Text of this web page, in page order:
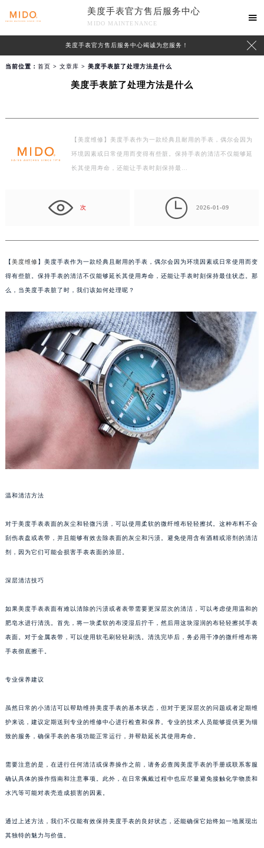
美度手表官方售后服务中心
MIDO MAINTENANCE

美度手表官方售后服务中心竭诚为您服务！ 
当前位置： 首页 > 文章库 > 美度手表脏了处理方法是什么
美度手表脏了处理方法是什么
【美度维修】美度手表作为一款经典且耐用的手表，偶尔会因为
环境因素或日常使用而变得有些脏。保持手表的清洁不仅能够延
长其使用寿命，还能让手表时刻保持最…
次  2026-01-09
【美度维修】美度手表作为一款经典且耐用的手表，偶尔会因为环境因素或日常使用而变
得有些脏。保持手表的清洁不仅能够延长其使用寿命，还能让手表时刻保持最佳状态。那
么，当美度手表脏了时，我们该如何处理呢？
温和清洁方法
对于美度手表表面的灰尘和轻微污渍，可以使用柔软的微纤维布轻轻擦拭。这种布料不会
刮伤表盘或表带，并且能够有效去除表面的灰尘和污渍。避免使用含有酒精或溶剂的清洁
剂，因为它们可能会损害手表表面的涂层。
深层清洁技巧
如果美度手表表面有难以清除的污渍或者表带需要更深层次的清洁，可以考虑使用温和的
肥皂水进行清洗。首先，将一块柔软的布浸湿后拧干，然后用这块湿润的布轻轻擦拭手表
表面。对于金属表带，可以使用软毛刷轻轻刷洗。清洗完毕后，务必用干净的微纤维布将
手表彻底擦干。
专业保养建议
虽然日常的小清洁可以帮助维持美度手表的基本状态，但对于更深层次的问题或者定期维
护来说，建议定期送到专业的维修中心进行检查和保养。专业的技术人员能够提供更为细
致的服务，确保手表的各项功能正常运行，并帮助延长其使用寿命。
需要注意的是，在进行任何清洁或保养操作之前，请务必查阅美度手表的手册或联系客服
确认具体的操作指南和注意事项。此外，在日常佩戴过程中也应尽量避免接触化学物质和
水汽等可能对表壳造成损害的因素。
通过上述方法，我们不仅能有效保持美度手表的良好状态，还能确保它始终如一地展现出
其独特的魅力与价值。